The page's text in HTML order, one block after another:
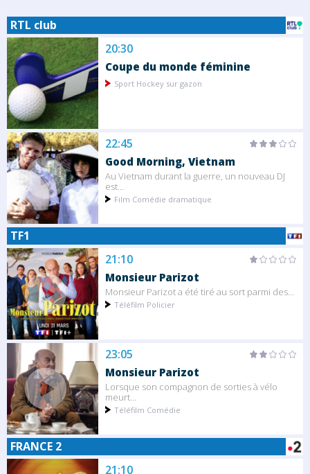
RTL club
20:30
Coupe du monde féminine
Sport Hockey sur gazon
22:45
Good Morning, Vietnam
Au Vietnam durant la guerre, un nouveau DJ
est...
Film Comédie dramatique
TF1
21:10
Monsieur Parizot
Monsieur Parizot a été tiré au sort parmi des...
Téléfilm Policier
23:05
Monsieur Parizot
Lorsque son compagnon de sorties à vélo
meurt...
Téléfilm Comédie
FRANCE 2
21:10